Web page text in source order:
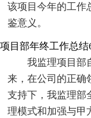
该项目今年的工作
鉴意义。
项目部年终工作总结
我监理项目部
来，在公司的正确
支持下，我监理部
理模式和加强与甲